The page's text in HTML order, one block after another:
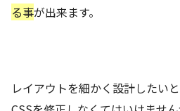
る事が出来ます。
レイアウトを細かく設計したいと